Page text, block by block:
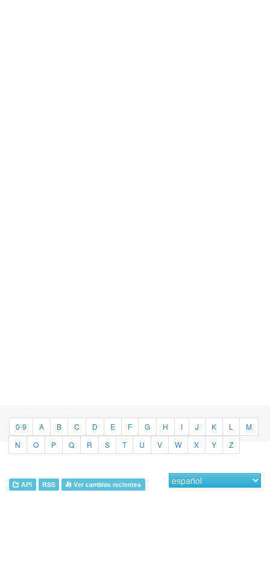
0-9 A B C D E F G H I J K L
M
N
O P Q R S T U V W X Y Z
API RSS Ver cambios recientes